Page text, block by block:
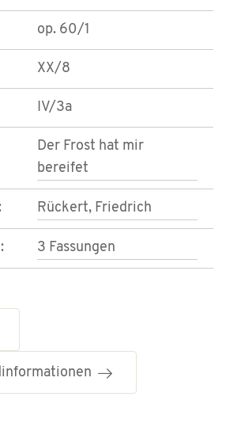
op. 60/1
XX/8
IV/3a
Der Frost hat mir
bereifet
Rückert, Friedrich
3 Fassungen